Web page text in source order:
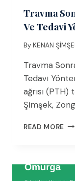
Travma
Ve Tedavi
By KENAN
Travma
Tedavi
ağrısı (PTH)
Şimşek,
READ MORE